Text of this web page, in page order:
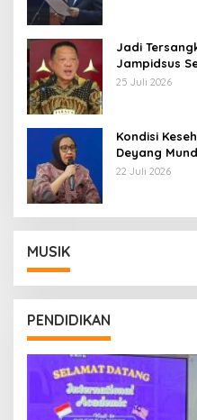
Jadi
Jampidsus
Kriminalisasi
25 Juli 2026
Kondisi
Deyang
Wamentan
22 Juli 2026
MUSIK
PENDIDIKAN